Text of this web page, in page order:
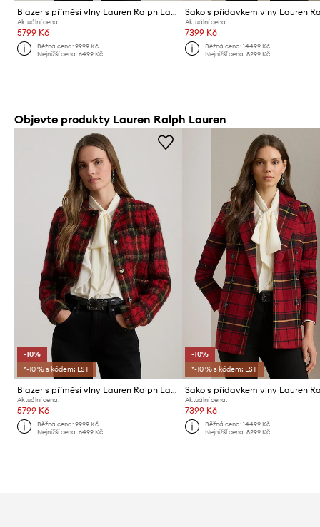
Blazer s příměsí vlny Lauren Ralph Lauren
Aktuální cena:
5799 Kč
Běžná cena:9999 Kč
Nejnižší cena:6499 Kč
Aktuální cena:
7399 Kč
Běžná cena: 14499 Kč
Nejnižší cena: 8299 Kč
Objevte produkty Lauren Ralph Lauren
-10%
*-10 % s kódem: LST
Blazer s příměsí vlny Lauren Ralph Lauren
Aktuální cena:
5799 Kč
Běžná cena:9999 Kč
Nejnižší cena:6499 Kč
-10%
*-10 % s kódem: LST
Aktuální cena:
7399 Kč
Běžná cena: 14499 Kč
Nejnižší cena: 8299 Kč